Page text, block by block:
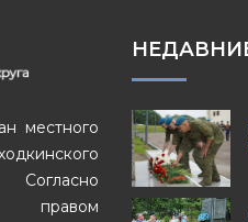
местного
Согласно
правом